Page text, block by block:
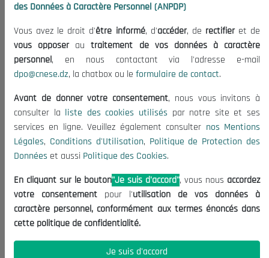
Publications
Informations utiles
Appels d'offres et Consultations
Mentions Légales
Conditions d'Utilisation
Politique de Protection des Données
Politique des Cookies
Nous Contacter
(+213) 021 98 01 00|01|02
contact@cnese.dz
Suggestions ou Initiatives ?
Newsletter
dernières nouvelles.
des Données à Caractère Personnel (ANPDP)
Vous avez le droit d'être informé, d'accéder, de rectifieret de
vous opposerautraitement de vos données à caractère
personnel, en nous contactant via l'adresse e-mail
dpo@cnese.dz, la chatbox ou le formulaire de contact.
Avant de donner votre consentement, nous vous invitons à
consulter la liste des cookies utilisés par notre site et ses
services en ligne. Veuillez également consulter nos Mentions
Légales, Conditions d'Utilisation, Politique de Protection des
Données et aussi Politique des Cookies.
En cliquant sur le bouton"Je suis d'accord", vous nous accordez
votre consentement pour l'utilisation de vos données à
caractère personnel, conformément aux termes énoncés dans
cette politique de confidentialité.
Je suis d'accord